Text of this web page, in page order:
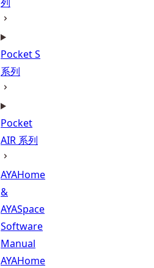
Pocket S
系列
Pocket
AIR 系列
AYAHome
&
AYASpace
Software
Manual
AYAHome